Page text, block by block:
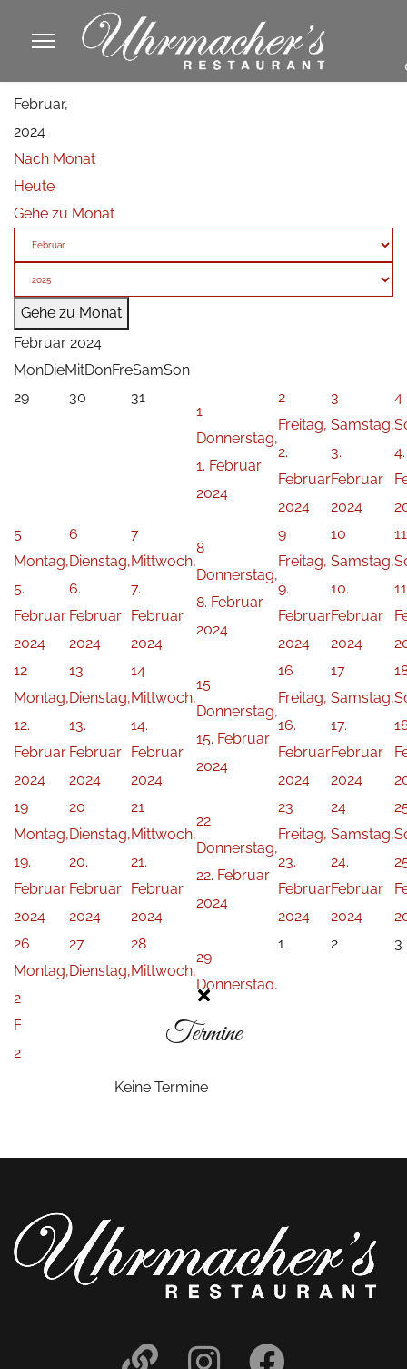
Februar,
2024
Nach Monat
Heute
Gehe zu Monat
Gehe zu Monat
Februar 2024
MonDieMitDonFreSamSon
29
30 31
1
Donnerstag,
1. Februar
2024
2
Freitag,
2.
Februar
2024
3
Samstag,
3.
Februar
2024
4
4.
5
Montag,
5.
Februar
2024
6
Dienstag,
6.
Februar
2024
7
Mittwoch,
7.
Februar
2024
8
Donnerstag,
8. Februar
2024
9
Freitag,
9.
Februar
2024
10
Samstag,
10.
Februar
2024
11
12
Montag,
12.
Februar
2024
13
Dienstag,
13.
Februar
2024
14
Mittwoch,
14.
Februar
2024
15
Donnerstag,
15. Februar
2024
16
Freitag,
16.
Februar
2024
17
Samstag,
17.
Februar
2024
19
Montag,
19.
Februar
2024
20
Dienstag,
20.
Februar
2024
21
Mittwoch,
21.
Februar
2024
22
Donnerstag,
22. Februar
2024
23
Freitag,
23.
Februar
2024
24
Samstag,
24.
Februar
2024
26
Montag,
26.
Februar
2024
27
Dienstag,
28
Mittwoch,
Februar
29
Donnerstag,
2024
1 2 3
Termine
Keine Termine